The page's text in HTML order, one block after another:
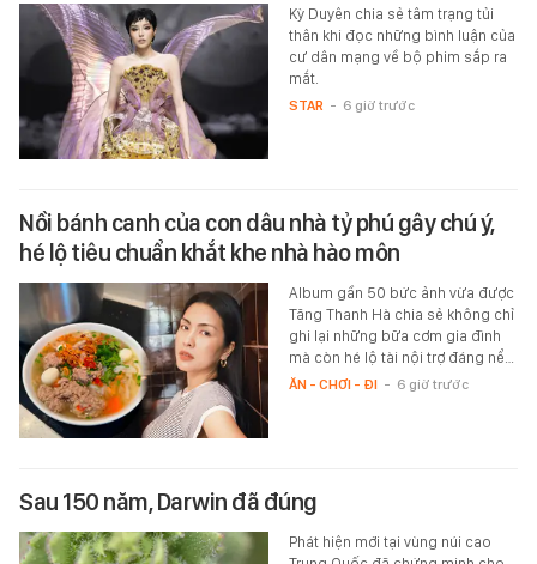
Kỳ Duyên chia sẻ tâm trạng tủi
thân khi đọc những bình luận của
cư dân mạng về bộ phim sắp ra
mắt.
STAR - 6 giờ trước
Nồi bánh canh của con dâu nhà tỷ phú gây chú ý,
hé lộ tiêu chuẩn khắt khe nhà hào môn
Album gần 50 bức ảnh vừa được
Tăng Thanh Hà chia sẻ không chỉ
ghi lại những bữa cơm gia đình
mà còn hé lộ tài nội trợ đáng nể…
ĂN - CHƠI - ĐI - 6 giờ trước
Sau 150 năm, Darwin đã đúng
Phát hiện mới tại vùng núi cao